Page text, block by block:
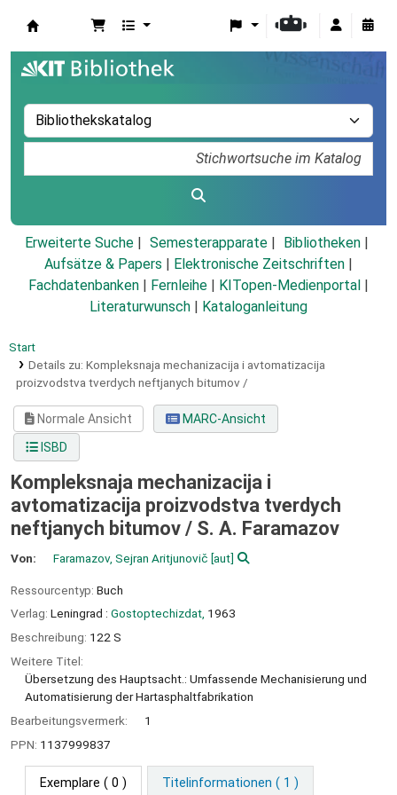
Erweiterte Suche Semesterapparate
Bibliotheken
Aufsätze & Papers
Elektronische Zeitschriften
Fachdatenbanken
Fernleihe KITopen-Medienportal
Literaturwunsch
Kataloganleitung
Start
Details zu: Kompleksnaja mechanizacija i avtomatizacija
proizvodstva tverdych neftjanych bitumov /
Normale Ansicht
MARC-Ansicht
ISBD
Kompleksnaja mechanizacija i
avtomatizacija proizvodstva tverdych
neftjanych bitumov / S. A. Faramazov
Von: Faramazov, Sejran Aritjunovič [aut]
Ressourcentyp: Buch
Verlag: Leningrad : Gostoptechizdat, 1963
Beschreibung: 122 S
Weitere Titel:
Übersetzung des Hauptsacht.: Umfassende Mechanisierung und
Automatisierung der Hartasphaltfabrikation
Bearbeitungsvermerk:
1
PPN: 1137999837
Exemplare ( 0 ) Titelinformationen ( 1 )